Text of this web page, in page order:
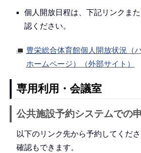
個人開放日程は、下記リンクま
認ください。
豊栄総合体育館個人開放状況（
ホームページ）（外部サイト）
専用利用・会議室
公共施設予約システムでの
以下のリンク先から予約してくだ
確認もできます。